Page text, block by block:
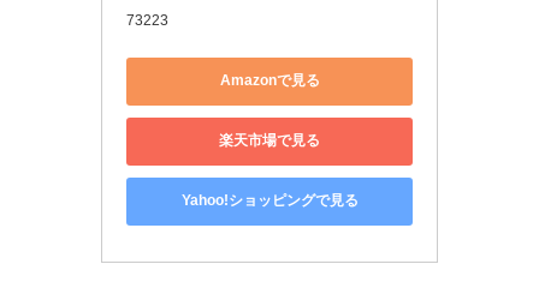
73223
Amazonで見る
楽天市場で見る
Yahoo!ショッピングで見る